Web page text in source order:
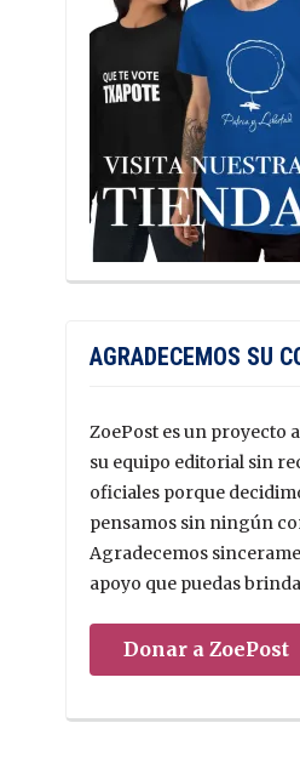
AGRADECEMOS SU
ZoePost es un proyecto
su equipo editorial sin
oficiales porque
pensamos sin ningún
Agradecemos
apoyo que puedas
Donar a ZoePost